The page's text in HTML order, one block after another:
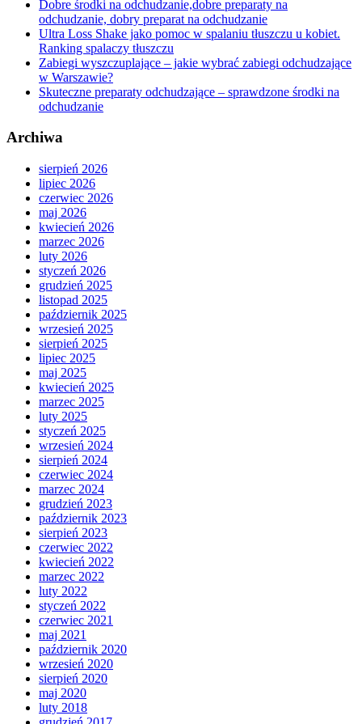
Dobre środki na odchudzanie,dobre preparaty na
odchudzanie, dobry preparat na odchudzanie
Ultra Loss Shake jako pomoc w spalaniu tłuszczu u kobiet.
Ranking spalaczy tłuszczu
Zabiegi wyszczuplające – jakie wybrać zabiegi odchudzające
w Warszawie?
Skuteczne preparaty odchudzające – sprawdzone środki na
odchudzanie
Archiwa
sierpień 2026
lipiec 2026
czerwiec 2026
maj 2026
kwiecień 2026
marzec 2026
luty 2026
styczeń 2026
grudzień 2025
listopad 2025
październik 2025
wrzesień 2025
sierpień 2025
lipiec 2025
maj 2025
kwiecień 2025
marzec 2025
luty 2025
styczeń 2025
wrzesień 2024
sierpień 2024
czerwiec 2024
marzec 2024
grudzień 2023
październik 2023
sierpień 2023
czerwiec 2022
kwiecień 2022
marzec 2022
luty 2022
styczeń 2022
czerwiec 2021
maj 2021
październik 2020
wrzesień 2020
sierpień 2020
maj 2020
luty 2018